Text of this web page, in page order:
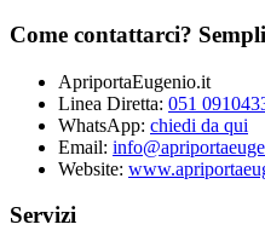
Come contattarci?
ApriportaEugenio.it
Linea Diretta: 051
WhatsApp: chiedi da qui
Email:
Website:
Servizi